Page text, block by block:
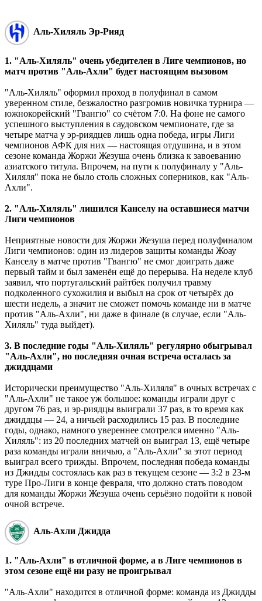
Аль-Хиляль Эр-Рияд
1. "Аль-Хиляль" очень убедителен в Лиге чемпионов, но
матч против "Аль-Ахли" будет настоящим вызовом
"Аль-Хиляль" оформил проход в полуфинал в самом
уверенном стиле, безжалостно разгромив новичка турнира —
южнокорейский "Гвангю" со счётом 7:0. На фоне не самого
успешного выступления в саудовском чемпионате, где за
четыре матча у эр-риядцев лишь одна победа, игры Лиги
чемпионов АФК для них — настоящая отдушина, и в этом
сезоне команда Жоржи Жезуша очень близка к завоеванию
азиатского титула. Впрочем, на пути к полуфиналу у "Аль-
Хиляля" пока не было столь сложных соперников, как "Аль-
Ахли".
2. "Аль-Хиляль" лишился Канселу на оставшиеся матчи
Лиги чемпионов
Неприятные новости для Жоржи Жезуша перед полуфиналом
Лиги чемпионов: один из лидеров защиты команды Жоау
Канселу в матче против "Гвангю" не смог доиграть даже
первый тайм и был заменён ещё до перерыва. На неделе клуб
заявил, что португальский райтбек получил травму
подколенного сухожилия и выбыл на срок от четырёх до
шести недель, а значит не сможет помочь команде ни в матче
против "Аль-Ахли", ни даже в финале (в случае, если "Аль-
Хиляль" туда выйдет).
3. В последние годы "Аль-Хиляль" регулярно обыгрывал
"Аль-Ахли", но последняя очная встреча осталась за
джиддцами
Исторически преимущество "Аль-Хиляля" в очных встречах с
"Аль-Ахли" не такое уж большое: команды играли друг с
другом 76 раз, и эр-риядцы выиграли 37 раз, в то время как
джиддцы — 24, а ничьей расходились 15 раз. В последние
годы, однако, намного увереннее смотрелся именно "Аль-
Хиляль": из 20 последних матчей он выиграл 13, ещё четыре
раза команды играли вничью, а "Аль-Ахли" за этот период
выиграл всего трижды. Впрочем, последняя победа команды
из Джидды состоялась как раз в текущем сезоне — 3:2 в 23-м
туре Про-Лиги в конце февраля, что должно стать поводом
для команды Жоржи Жезуша очень серьёзно подойти к новой
очной встрече.
Аль-Ахли Джидда
1. "Аль-Ахли" в отличной форме, а в Лиге чемпионов в
этом сезоне ещё ни разу не проигрывал
"Аль-Ахли" находится в отличной форме: команда из Джидды